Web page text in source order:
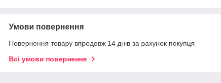
Умови повернення
Повернення товару впродовж 14 днів за рахунок покупця
Всі умови повернення